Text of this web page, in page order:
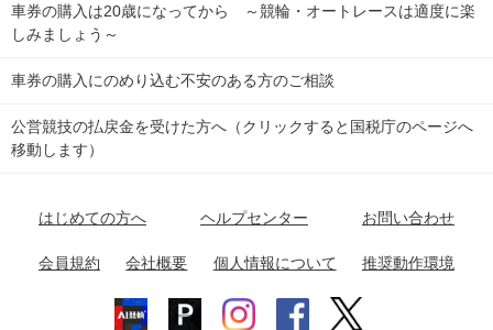
Dokanto!
チャリロトプラザ
キャリーオーバー一覧
関
東
弥彦競輪場 前橋競輪場 取手競輪場 宇都宮競輪場
関
東
小田原競輪場
名古屋競輪場 岐阜競輪場 大垣競輪場 豊橋競輪場
富山競輪場 松阪競輪場 四日市競輪場
福井競輪場 奈良競輪場 向日町競輪場
競輪選手情報
Perfecta Navi
netkeirin
車券の購入は20歳になってから ～競輪・オートレースは適度に楽
しみましょう～
車券の購入にのめり込む不安のある方のご相談
公営競技の払戻金を受けた方へ（クリックすると国税庁のページへ
移動します）
はじめての方へ ヘルプセンター お問い合わせ
会員規約 会社概要 個人情報について 推奨動作環境